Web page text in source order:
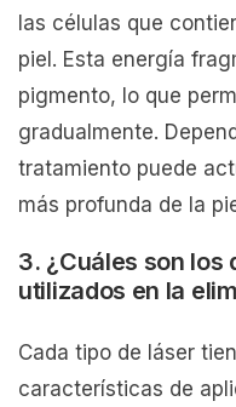
las células que
piel. Esta energía
pigmento, lo que
gradualmente.
tratamiento puede
más profunda de la
3. ¿Cuáles son
utilizados en la
Cada tipo de láser
características de